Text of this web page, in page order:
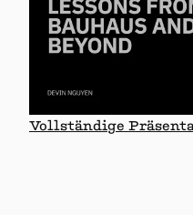
Vollständige